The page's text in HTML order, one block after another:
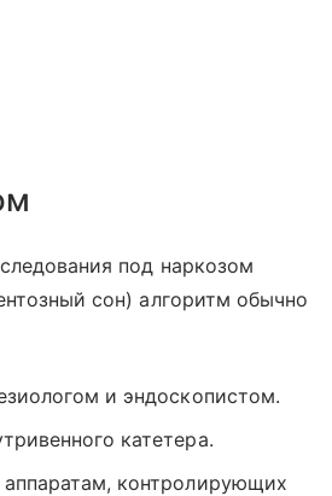
под наркозом
сон) алгоритм обычно
и эндоскопистом.
катетера.
контролирующих